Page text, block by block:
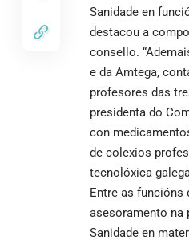
Sanidade en
destacou a
consello.
e da Amtega,
profesores das
presidenta do
con
de colexios
tecnolóxica
Entre as funcións
asesoramento na
Sanidade en